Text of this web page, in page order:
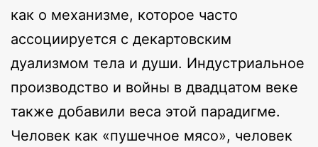
как о механизме, которое часто
ассоциируется с декартовским
дуализмом тела и души. Индустриальное
производство и войны в двадцатом веке
также добавили веса этой парадигме.
Человек как «пушечное мясо», человек